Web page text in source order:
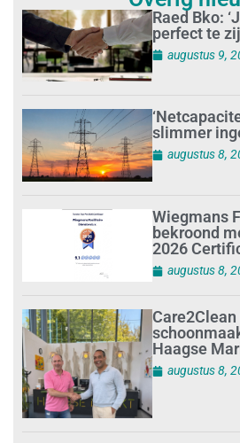
Raed Bko:
perfect te
augustus 9,
slimmer
augustus 8,
Wiegmans
bekroond
2026
augustus 8,
Haagse
augustus 8,